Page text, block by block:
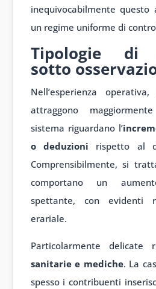
inequivocabilmente questo
un regime uniforme di
Tipologie di
sotto
Nell’esperienza
attraggono
sistema riguardano l’
o deduzioni rispetto al
Comprensibilmente, si
comportano un
spettante, con evidenti
erariale.
Particolarmente delicate
sanitarie e mediche. La
spesso i contribuenti